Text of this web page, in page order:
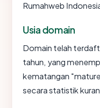
Rumahweb
Usia domain
Domain telah
tahun, yang
kematangan
secara statistik